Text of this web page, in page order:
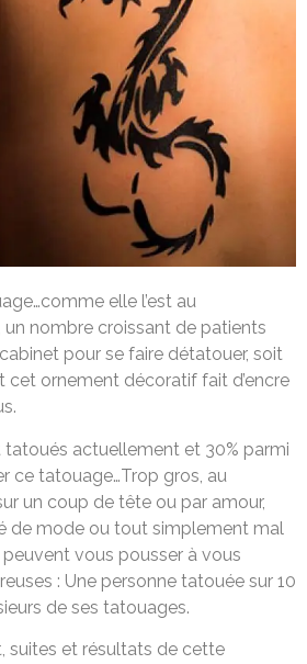
elle l’est au
nombre croissant de patients
pour se faire détatouer, soit
cet ornement décoratif fait d’encre
tatoués actuellement et 30% parmi
ce tatouage…Trop gros, au
un coup de tête ou par amour,
de mode ou tout simplement mal
peuvent vous pousser à vous
: Une personne tatouée sur 10
de ses tatouages.
suites et résultats de cette